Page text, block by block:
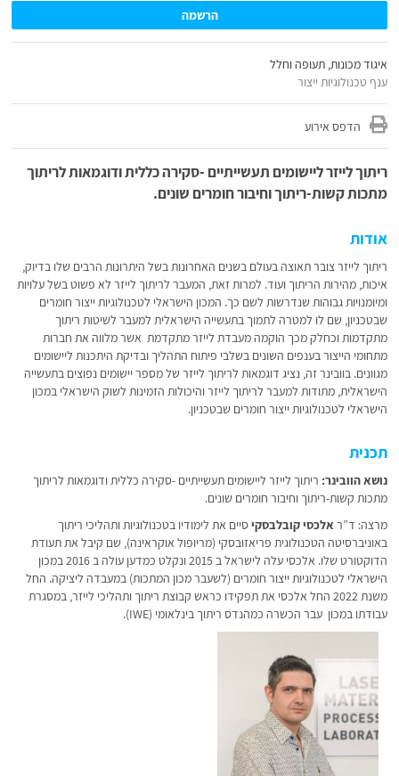
הרשמה
איגוד מכונות, תעופה וחלל
ענף טכנולוגיות ייצור
הדפס אירוע
ריתוך לייזר ליישומים תעשייתיים -סקירה כללית ודוגמאות לריתוך
מתכות קשות-ריתוך וחיבור חומרים שונים.
אודות
ריתוך לייזר צובר תאוצה בעולם בשנים האחרונות בשל היתרונות הרבים שלו בדיוק,
איכות, מהירות הריתוך ועוד. למרות זאת, המעבר לריתוך לייזר לא פשוט בשל עלויות
ומיומנויות גבוהות שנדרשות לשם כך. המכון הישראלי לטכנולוגיות ייצור חומרים
שבטכניון, שם לו למטרה לתמוך בתעשייה הישראלית למעבר לשיטות ריתוך
מתקדמות וכחלק מכך הוקמה מעבדת לייזר מתקדמת אשר מלווה את חברות
מתחומי הייצור בענפים השונים בשלבי פיתוח התהליך ובדיקת היתכנות ליישומים
מגוונים. בוובינר זה, נציג דוגמאות לריתוך לייזר של מספר יישומים נפוצים בתעשייה
הישראלית, מתודות למעבר לריתוך לייזר והיכולות הזמינות לשוק הישראלי במכון
הישראלי לטכנולוגיות ייצור חומרים שבטכניון.
תכנית
נושא הוובינר: ריתוך לייזר ליישומים תעשייתיים -סקירה כללית ודוגמאות לריתוך
מתכות קשות-ריתוך וחיבור חומרים שונים.
מרצה: ד”ר אלכסי קובלבסקיסיים את לימודיו בטכנולוגיות ותהליכי ריתוך
באוניברסיטה הטכנולוגית פריאזובסקי (מריופול אוקראינה), שם קיבל את תעודת
הדוקטורט שלו. אלכסי עלה לישראל ב 2015 ונקלט כמדען עולה ב 2016 במכון
הישראלי לטכנולוגיות ייצור חומרים (לשעבר מכון המתכות) במעבדה ליציקה. החל
משנת 2022 החל אלכסי את תפקידו כראש קבוצת ריתוך ותהליכי לייזר, במסגרת
עבודתו במכון עבר הכשרה כמהנדס ריתוך בינלאומי (IWE).